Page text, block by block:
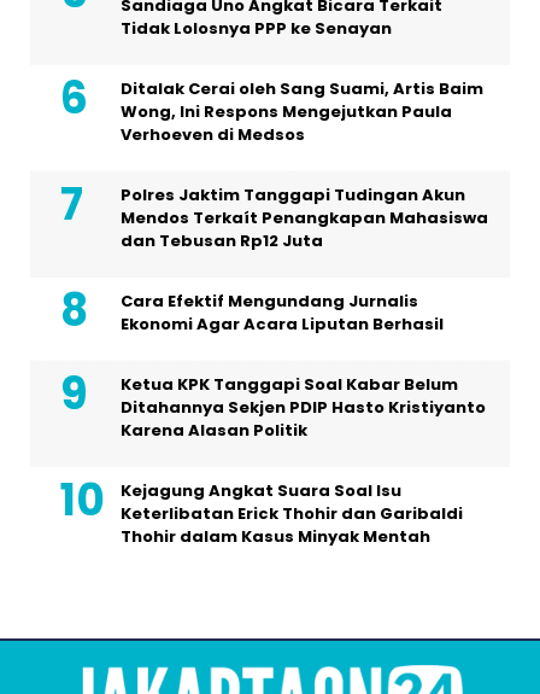
Sandiaga Uno Angkat Bicara Terkait
Tidak Lolosnya PPP ke Senayan
Ditalak Cerai oleh Sang Suami, Artis Baim
Wong, Ini Respons Mengejutkan Paula
Verhoeven di Medsos
Polres Jaktim Tanggapi Tudingan Akun
Mendos Terkaít Penangkapan Mahasiswa
dan Tebusan Rp12 Juta
Cara Efektif Mengundang Jurnalis
Ekonomi Agar Acara Liputan Berhasil
Ketua KPK Tanggapi Soal Kabar Belum
Ditahannya Sekjen PDIP Hasto Kristiyanto
Karena Alasan Politik
Kejagung Angkat Suara Soal Isu
Keterlibatan Erick Thohir dan Garibaldi
Thohir dalam Kasus Minyak Mentah